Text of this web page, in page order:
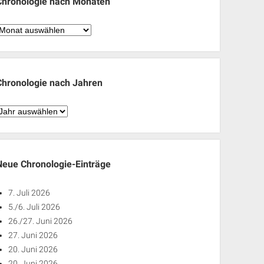
Chronologie
nach Jahren
Chronologie-Einträge
7. Juli 2026
5./6. Juli 2026
26./27. Juni 2026
27. Juni 2026
20. Juni 2026